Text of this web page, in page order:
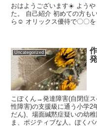
おはようございます☀️ よう
た。 自己紹介 初めての方も
ら☺︎ オリックス優待で〇〇を
Uncategorized
こぽくん→発達障害(自閉症
性障害)の支援級に通う小学
だん)、場面緘黙症疑いの幼
ま、ポジティブな人。ぽく